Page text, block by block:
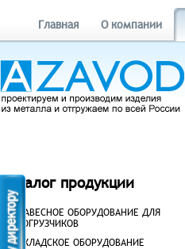
Главная О компании
Каталог продукции
НАВЕСНОЕ ОБОРУДОВАНИЕ ДЛЯ
ПОГРУЗЧИКОВ
СКЛАДСКОЕ ОБОРУДОВАНИЕ